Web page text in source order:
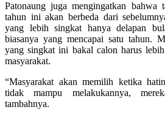
Patonaung juga mengingatkan bahwa
tahun ini akan berbeda dari
yang lebih singkat hanya delapan
biasanya yang mencapai satu tahun.
yang singkat ini bakal calon harus
masyarakat.
“Masyarakat akan memilih ketika
tidak mampu melakukannya,
tambahnya.